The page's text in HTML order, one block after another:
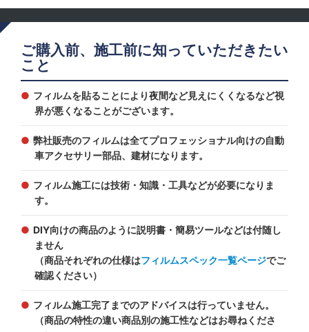
ご購入前、施工前に知っていただきたい
こと
フィルムを貼ることにより夜間など見えにくくなるなど視
界が悪くなることがございます。
弊社販売のフィルムは全てプロフェッショナル向けの自動
車アクセサリー部品、建材になります。
フィルム施工には技術・知識・工具などが必要になりま
す。
DIY向けの商品のように説明書・簡易ツールなどは付随し
ません
（商品それぞれの仕様はフィルムスペック一覧ページでご
確認ください）
フィルム施工完了までのアドバイスは行っていません。
（商品の特性の違い商品別の施工性などはお尋ねくださ